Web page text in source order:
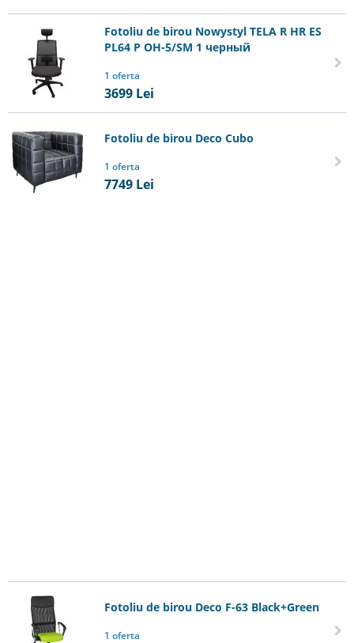
Fotoliu de birou Nowystyl TELA R HR ES
PL64 P OH-5/SM 1 черный
1 oferta
3699 Lei
Fotoliu de birou Deco Cubo
1 oferta
7749 Lei
Fotoliu de birou Deco F-63 Black+Green
1 oferta